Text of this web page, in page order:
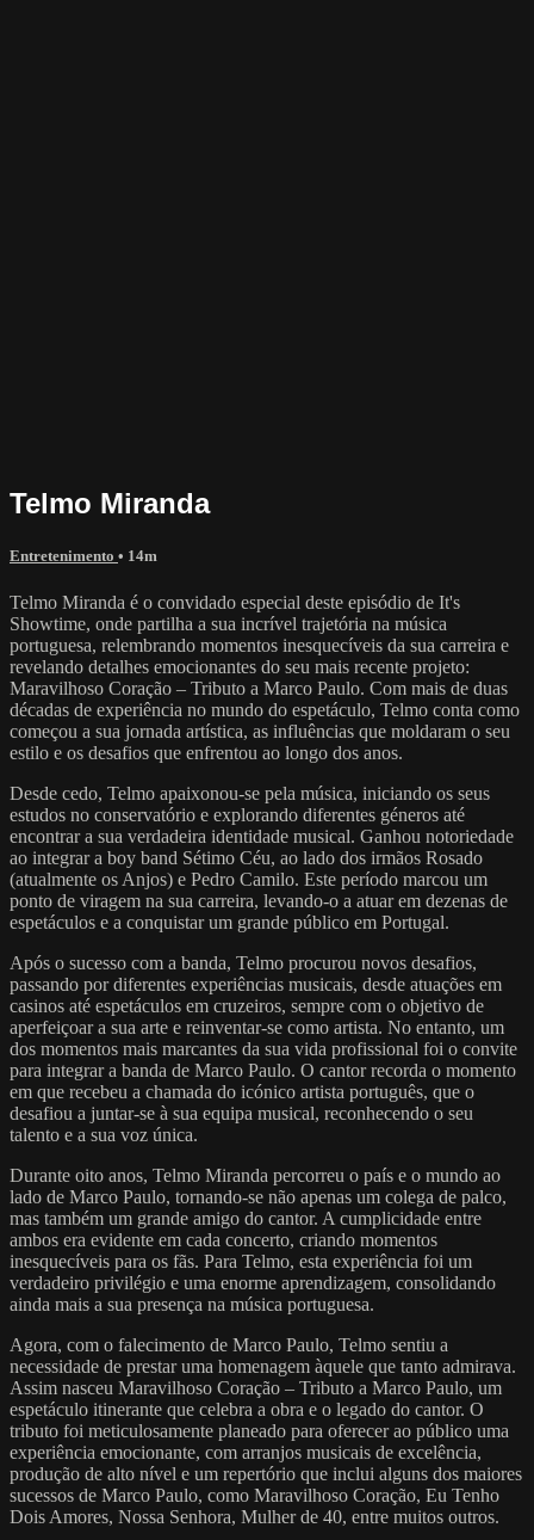
Telmo Miranda
Entretenimento • 14m
Telmo Miranda é o convidado especial deste episódio de It's
Showtime, onde partilha a sua incrível trajetória na música
portuguesa, relembrando momentos inesquecíveis da sua carreira e
revelando detalhes emocionantes do seu mais recente projeto:
Maravilhoso Coração – Tributo a Marco Paulo. Com mais de duas
décadas de experiência no mundo do espetáculo, Telmo conta como
começou a sua jornada artística, as influências que moldaram o seu
estilo e os desafios que enfrentou ao longo dos anos.
Desde cedo, Telmo apaixonou-se pela música, iniciando os seus
estudos no conservatório e explorando diferentes géneros até
encontrar a sua verdadeira identidade musical. Ganhou notoriedade
ao integrar a boy band Sétimo Céu, ao lado dos irmãos Rosado
(atualmente os Anjos) e Pedro Camilo. Este período marcou um
ponto de viragem na sua carreira, levando-o a atuar em dezenas de
espetáculos e a conquistar um grande público em Portugal.
Após o sucesso com a banda, Telmo procurou novos desafios,
passando por diferentes experiências musicais, desde atuações em
casinos até espetáculos em cruzeiros, sempre com o objetivo de
aperfeiçoar a sua arte e reinventar-se como artista. No entanto, um
dos momentos mais marcantes da sua vida profissional foi o convite
para integrar a banda de Marco Paulo. O cantor recorda o momento
em que recebeu a chamada do icónico artista português, que o
desafiou a juntar-se à sua equipa musical, reconhecendo o seu
talento e a sua voz única.
Durante oito anos, Telmo Miranda percorreu o país e o mundo ao
lado de Marco Paulo, tornando-se não apenas um colega de palco,
mas também um grande amigo do cantor. A cumplicidade entre
ambos era evidente em cada concerto, criando momentos
inesquecíveis para os fãs. Para Telmo, esta experiência foi um
verdadeiro privilégio e uma enorme aprendizagem, consolidando
ainda mais a sua presença na música portuguesa.
Agora, com o falecimento de Marco Paulo, Telmo sentiu a
necessidade de prestar uma homenagem àquele que tanto admirava.
Assim nasceu Maravilhoso Coração – Tributo a Marco Paulo, um
espetáculo itinerante que celebra a obra e o legado do cantor. O
tributo foi meticulosamente planeado para oferecer ao público uma
experiência emocionante, com arranjos musicais de excelência,
produção de alto nível e um repertório que inclui alguns dos maiores
sucessos de Marco Paulo, como Maravilhoso Coração, Eu Tenho
Dois Amores, Nossa Senhora, Mulher de 40, entre muitos outros.